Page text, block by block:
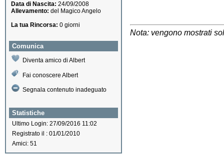
Data di Nascita: 24/09/2008
Allevamento: del Magico Angelo
La tua Rincorsa: 0 giorni
Comunica
Diventa amico di Albert
Fai conoscere Albert
Segnala contenuto inadeguato
Statistiche
Ultimo Login: 27/09/2016 11:02
Registrato il : 01/01/2010
Amici: 51
Nota: vengono mostrati